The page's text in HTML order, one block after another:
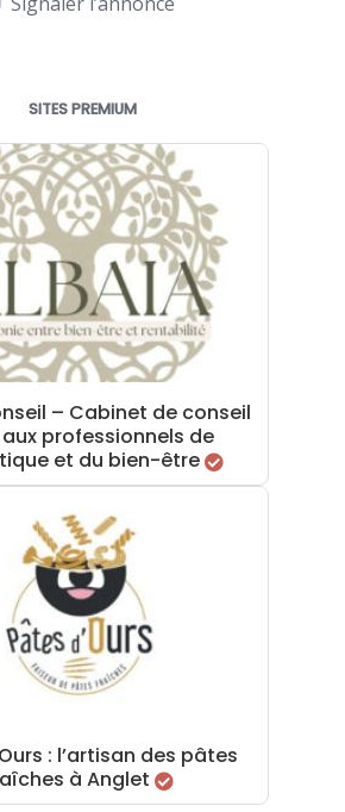
SITES PREMIUM
– Cabinet de conseil
professionnels de
et du bien-être
: l’artisan des pâtes
à Anglet